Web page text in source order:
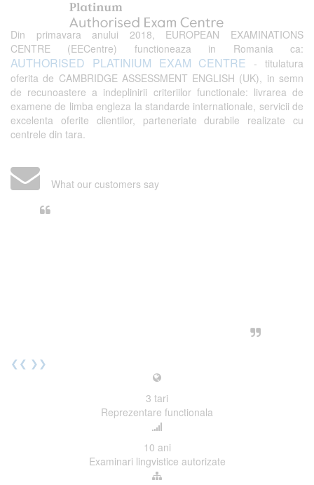
Din primavara anului 2018, EUROPEAN EXAMINATIONS
CENTRE (EECentre) functioneaza in Romania ca:
AUTHORISED PLATINIUM EXAM CENTRE - titulatura
oferita de CAMBRIDGE ASSESSMENT ENGLISH (UK), in semn
de recunoastere a indeplinirii criteriilor functionale: livrarea de
examene de limba engleza la standarde internationale, servicii de
excelenta oferite clientilor, parteneriate durabile realizate cu
centrele din tara.
What our customers say
❮❮ ❯❯
3 tari
Reprezentare functionala
10 ani
Examinari lingvistice autorizate